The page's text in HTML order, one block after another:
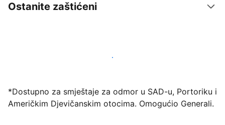
Ostanite zaštićeni
*Dostupno za smještaje za odmor u SAD-u, Portoriku i
Američkim Djevičanskim otocima. Omogućio Generali.